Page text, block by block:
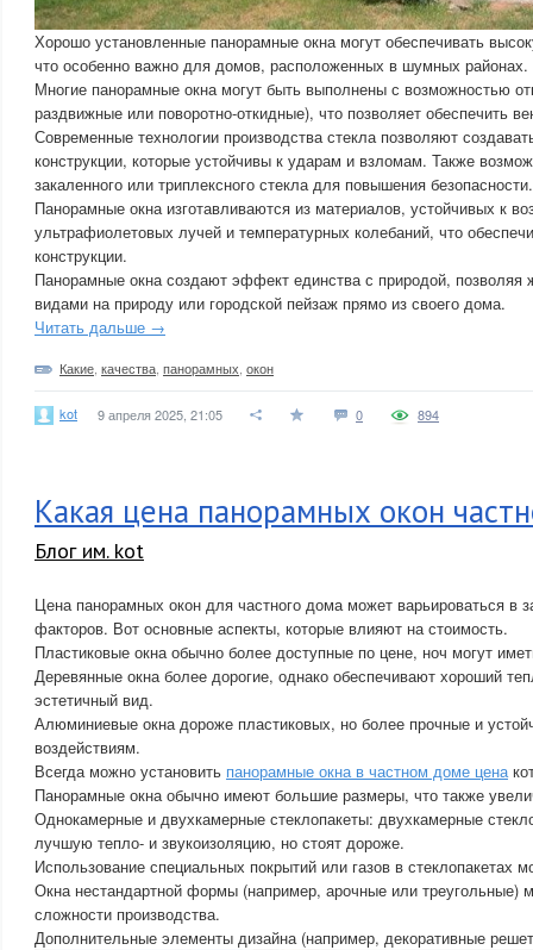
Хорошо установленные панорамные окна могут обеспечивать
что особенно важно для домов, расположенных в шумных районах.
Многие панорамные окна могут быть выполнены с возможностью
раздвижные или поворотно-откидные), что позволяет обеспечить
Современные технологии производства стекла позволяют
конструкции, которые устойчивы к ударам и взломам. Также
закаленного или триплексного стекла для повышения безопасности.
Панорамные окна изготавливаются из материалов, устойчивых к
ультрафиолетовых лучей и температурных колебаний, что
конструкции.
Панорамные окна создают эффект единства с природой, позволяя
видами на природу или городской пейзаж прямо из своего дома.
Читать дальше →
Какие качества панорамных окон
kot 9 апреля 2025, 21:05 0 894
Какая цена панорамных окон
Блог им. kot
Цена панорамных окон для частного дома может варьироваться в
факторов. Вот основные аспекты, которые влияют на стоимость.
Пластиковые окна обычно более доступные по цене, ноч могут
Деревянные окна более дорогие, однако обеспечивают хороший
эстетичный вид.
Алюминиевые окна дороже пластиковых, но более прочные и
воздействиям.
Всегда можно установить панорамные окна в частном доме цена
Панорамные окна обычно имеют большие размеры, что также
Однокамерные и двухкамерные стеклопакеты: двухкамерные
лучшую тепло- и звукоизоляцию, но стоят дороже.
Использование специальных покрытий или газов в стеклопакетах
Окна нестандартной формы (например, арочные или треугольные)
сложности производства.
Дополнительные элементы дизайна (например, декоративные